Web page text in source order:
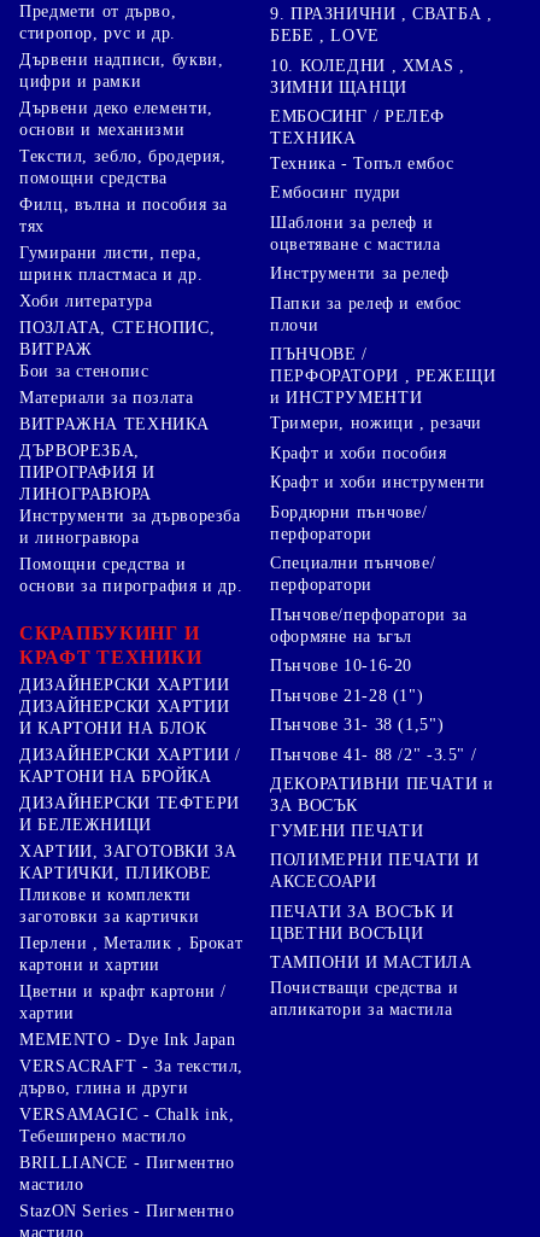
Предмети от дърво,
стиропор, pvc и др.
Дървени надписи, букви,
цифри и рамки
Дървени деко елементи,
основи и механизми
Текстил, зебло, бродерия,
помощни средства
Филц, вълна и пособия за
тях
Гумирани листи, пера,
шринк пластмаса и др.
Хоби литература
ПОЗЛАТА, СТЕНОПИС,
ВИТРАЖ
Бои за стенопис
Материали за позлата
ВИТРАЖНА ТЕХНИКА
ДЪРВОРЕЗБА,
ПИРОГРАФИЯ И
ЛИНОГРАВЮРА
Инструменти за дърворезба
и линогравюра
Помощни средства и
основи за пирография и др.
СКРАПБУКИНГ И
КРАФТ ТЕХНИКИ
ДИЗАЙНЕРСКИ ХАРТИИ
ДИЗАЙНЕРСКИ ХАРТИИ
И КАРТОНИ НА БЛОК
ДИЗАЙНЕРСКИ ХАРТИИ /
КАРТОНИ НА БРОЙКА
ДИЗАЙНЕРСКИ ТЕФТЕРИ
И БЕЛЕЖНИЦИ
ХАРТИИ, ЗАГОТОВКИ ЗА
КАРТИЧКИ, ПЛИКОВЕ
Пликове и комплекти
заготовки за картички
Перлени , Металик , Брокат
картони и хартии
Цветни и крафт картони /
хартии
9. ПРАЗНИЧНИ , СВАТБА ,
БЕБЕ , LOVE
10. КОЛЕДНИ , XMAS ,
ЗИМНИ ЩАНЦИ
ЕМБОСИНГ / РЕЛЕФ
ТЕХНИКА
Техника - Топъл ембос
Ембосинг пудри
Шаблони за релеф и
оцветяване с мастила
Инструменти за релеф
Папки за релеф и ембос
плочи
ПЪНЧОВЕ /
ПЕРФОРАТОРИ , РЕЖЕЩИ
и ИНСТРУМЕНТИ
Тримери, ножици , резачи
Крафт и хоби пособия
Крафт и хоби инструменти
Бордюрни пънчове/
перфоратори
Специални пънчове/
перфоратори
Пънчове/перфоратори за
оформяне на ъгъл
Пънчове 10-16-20
Пънчове 21-28 (1")
Пънчове 31- 38 (1,5")
Пънчове 41- 88 /2" -3.5" /
ДЕКОРАТИВНИ ПЕЧАТИ и
ЗА ВОСЪК
ГУМЕНИ ПЕЧАТИ
ПОЛИМЕРНИ ПЕЧАТИ И
АКСЕСОАРИ
ПЕЧАТИ ЗА ВОСЪК И
ЦВЕТНИ ВОСЪЦИ
ТАМПОНИ И МАСТИЛА
Почистващи средства и
апликатори за мастила
MEMENTO - Dye Ink Japan
VERSACRAFT - За текстил,
дърво, глина и други
VERSAMAGIC - Chalk ink,
Тебеширено мастило
BRILLIANCE - Пигментно
мастило
StazON Series - Пигментно
мастило